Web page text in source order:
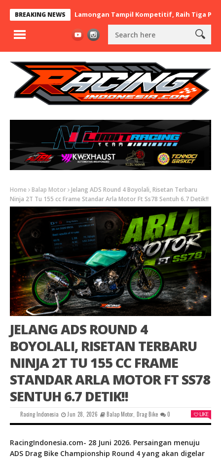
BREAKING NEWS
BaraBere Asal Lamongan Tampil Kompetitif, Raih Tiga Podium di
Home Balap Motor Jelang ADS Round 4 Boyolali, Risetan Terbaru
Ninja 2T Tu 155 cc Frame Standar Arla Motor Ft Ss78 Sentuh 6.7 Detik!!
JELANG ADS ROUND 4
BOYOLALI, RISETAN TERBARU
NINJA 2T TU 155 CC FRAME
STANDAR ARLA MOTOR FT SS78
SENTUH 6.7 DETIK!!
Racing Indonesia Jun 28, 2026 Balap Motor, Drag Bike 0 LIKE
RacingIndonesia.com- 28 Juni 2026. Persaingan menuju
ADS Drag Bike Championship Round 4 yang akan digelar